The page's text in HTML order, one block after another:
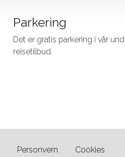
Parkering
Det er gratis parkering i vår
reisetilbud.
Personvern Cookies